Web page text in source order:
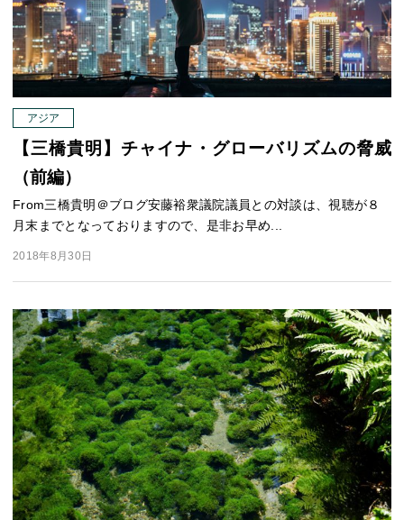
アジア
【三橋貴明】チャイナ・グローバリズムの脅威
（前編）
From三橋貴明＠ブログ安藤裕衆議院議員との対談は、視聴が８
月末までとなっておりますので、是非お早め...
2018年8月30日